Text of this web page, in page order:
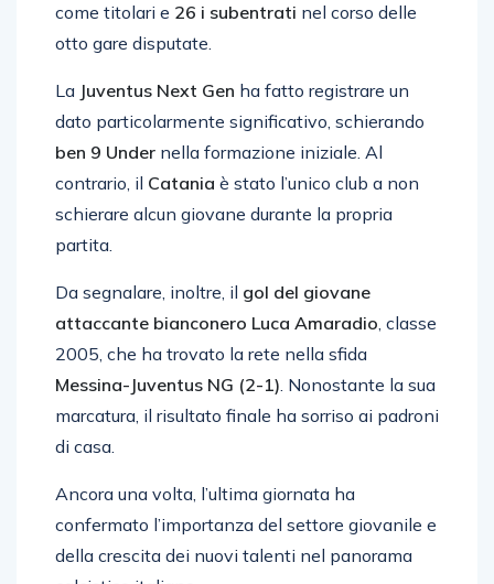
come titolari e 26 i subentrati nel corso delle
otto gare disputate.
La Juventus Next Gen ha fatto registrare un
dato particolarmente significativo, schierando
ben 9 Under nella formazione iniziale. Al
contrario, il Catania è stato l’unico club a non
schierare alcun giovane durante la propria
partita.
Da segnalare, inoltre, il gol del giovane
attaccante bianconero Luca Amaradio, classe
2005, che ha trovato la rete nella sfida
Messina-Juventus NG (2-1). Nonostante la sua
marcatura, il risultato finale ha sorriso ai padroni
di casa.
Ancora una volta, l’ultima giornata ha
confermato l’importanza del settore giovanile e
della crescita dei nuovi talenti nel panorama